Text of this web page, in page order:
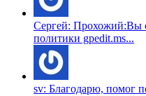
Сергей: Прохожий:Вы
политики gpedit.ms...
sv: Благодарю, помог